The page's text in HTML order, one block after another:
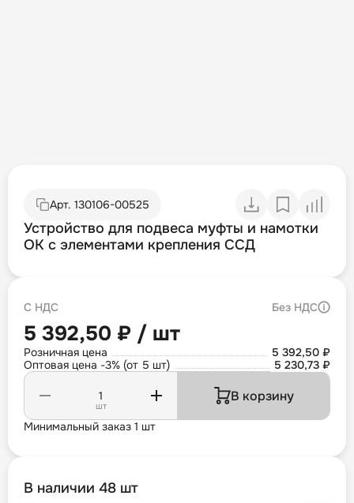
Арт. 130106-00525
Устройство для подвеса муфты и намотки
ОК с элементами крепления ССД
С НДС Без НДС
5 392,50 ₽ / шт
Розничная цена
5 392,50 ₽
Оптовая цена -3% (от 5 шт)
5 230,73 ₽
шт
В корзину
Минимальный заказ 1 шт
В наличии 48 шт